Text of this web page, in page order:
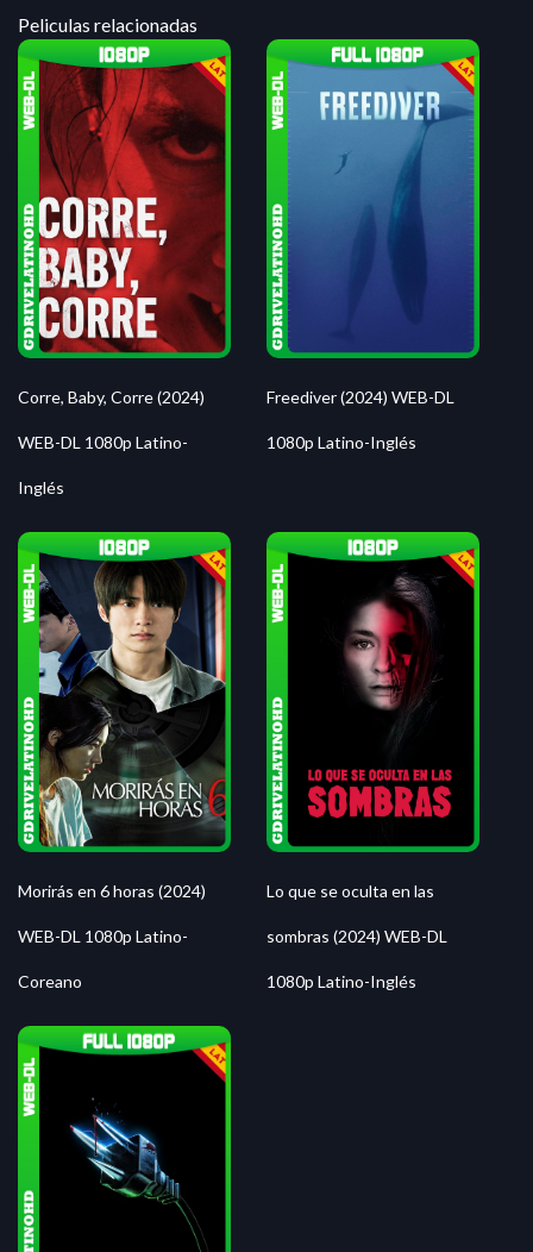
Peliculas relacionadas
Corre, Baby, Corre (2024)
WEB-DL 1080p Latino-
Inglés
Freediver (2024) WEB-DL
1080p Latino-Inglés
Morirás en 6 horas (2024)
WEB-DL 1080p Latino-
Coreano
Lo que se oculta en las
sombras (2024) WEB-DL
1080p Latino-Inglés